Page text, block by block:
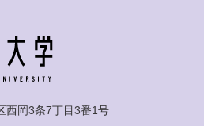
岡3条7丁目3番1号